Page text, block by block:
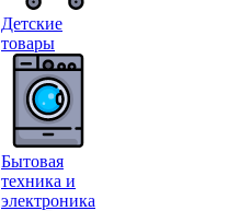
Детские
товары
Бытовая
техника и
электроника